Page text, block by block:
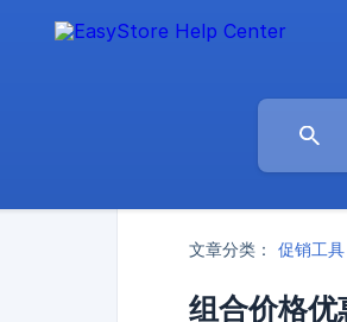
文章分类： 促销工具
组合价格优